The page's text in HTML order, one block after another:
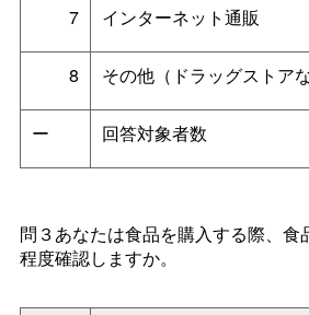
7 インターネット通販
8 その他（ドラッグストアな
ー 回答対象者数
問３あなたは食品を購入する際、食
程度確認しますか。